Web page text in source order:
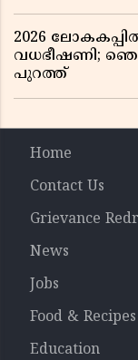
2026
വധഭീഷണി;
പുറത്ത്
Home
Contact Us
Grievance
News
Jobs
Food & Recipes
Education